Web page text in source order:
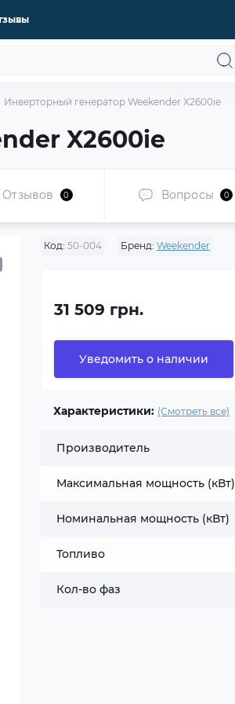
Инверторный генератор Weekender X2600ie
X2600ie
Отзывов 0 Вопросы 0
Код: 50-004 Бренд: Weekender
31 509 грн.
Уведомить о наличии
Характеристики: (Смотреть все)
Производитель
Максимальная мощность (кВт)
Номинальная мощность (кВт)
Топливо
Кол-во фаз